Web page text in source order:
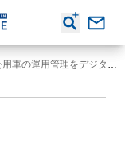
公用車の運用管理をデジタル化し、「財政運営と業務」の効率化に手応え